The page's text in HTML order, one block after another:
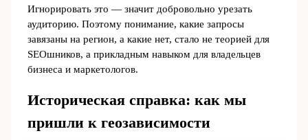
Игнорировать это — значит добровольно урезать
аудиторию. Поэтому понимание, какие запросы
завязаны на регион, а какие нет, стало не теорией для
SEOшников, а прикладным навыком для владельцев
бизнеса и маркетологов.
Историческая справка: как мы
пришли к геозависимости